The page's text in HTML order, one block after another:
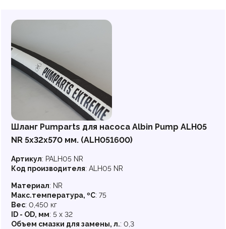
Шланг Pumparts для насоса Albin Pump ALH05
NR 5х32x570 мм. (ALH051600)
Артикул: PALH05 NR
Код производителя: ALH05 NR
Материал: NR
Макс.температура, ºC: 75
Вес: 0,450 кг
ID - OD, мм: 5 x 32
Объем смазки для замены, л.: 0,3